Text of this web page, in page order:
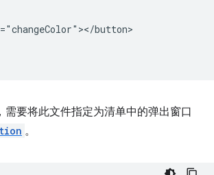
button>
需要将此文件指定为清单中的弹出窗口
。